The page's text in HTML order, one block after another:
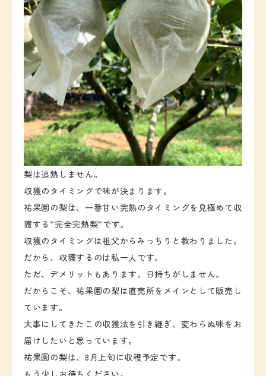
梨は追熟しません。
収獲のタイミングで味が決まります。
祐果園の梨は、一番甘い完熟のタイミングを見極めて収
獲する”完全完熟梨”です。
収獲のタイミングは祖父からみっちりと教わりました。
だから、収獲するのは私一人です。
ただ、デメリットもあります。日持ちがしません。
だからこそ、祐果園の梨は直売所をメインとして販売し
ています。
大事にしてきたこの収獲法を引き継ぎ、変わらぬ味をお
届けしたいと思っています。
祐果園の梨は、8月上旬に収穫予定です。